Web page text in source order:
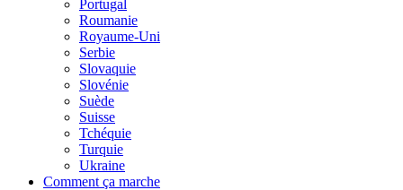
Portugal
Roumanie
Royaume-Uni
Serbie
Slovaquie
Slovénie
Suède
Suisse
Tchéquie
Turquie
Ukraine
Comment ça marche